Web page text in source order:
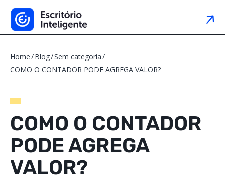
Home Blog Sem categoria
COMO O CONTADOR PODE AGREGA VALOR?
COMO O CONTADOR
PODE AGREGA
VALOR?